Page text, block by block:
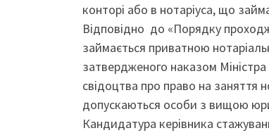
конторі або в нотаріуса, що
Відповідно до «Порядку
займається приватною
затвердженого наказом
свідоцтва про право на заняття
допускаються особи з вищою
Кандидатура керівника